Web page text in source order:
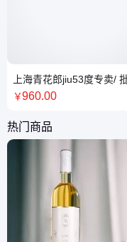
上海青花郎jiu53度专卖/ 批
花郎20年 /青花郎价格
￥960.00
热门商品